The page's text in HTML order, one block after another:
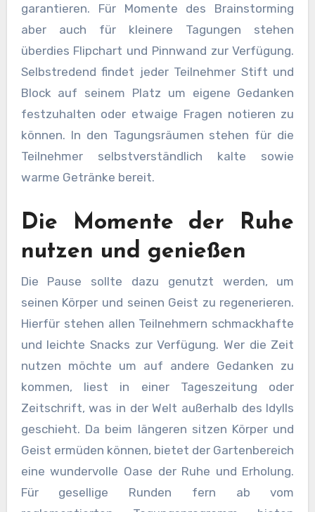
garantieren. Für Momente des Brainstorming
aber auch für kleinere Tagungen stehen
überdies Flipchart und Pinnwand zur Verfügung.
Selbstredend findet jeder Teilnehmer Stift und
Block auf seinem Platz um eigene Gedanken
festzuhalten oder etwaige Fragen notieren zu
können. In den Tagungsräumen stehen für die
Teilnehmer selbstverständlich kalte sowie
warme Getränke bereit.
Die Momente der Ruhe
nutzen und genießen
Die Pause sollte dazu genutzt werden, um
seinen Körper und seinen Geist zu regenerieren.
Hierfür stehen allen Teilnehmern schmackhafte
und leichte Snacks zur Verfügung. Wer die Zeit
nutzen möchte um auf andere Gedanken zu
kommen, liest in einer Tageszeitung oder
Zeitschrift, was in der Welt außerhalb des Idylls
geschieht. Da beim längeren sitzen Körper und
Geist ermüden können, bietet der Gartenbereich
eine wundervolle Oase der Ruhe und Erholung.
Für gesellige Runden fern ab vom